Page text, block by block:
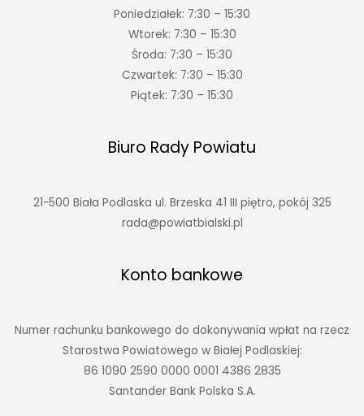
Poniedziałek: 7:30 – 15:30
Wtorek: 7:30 – 15:30
Środa: 7:30 – 15:30
Czwartek: 7:30 – 15:30
Piątek: 7:30 – 15:30
Biuro Rady Powiatu
21-500 Biała Podlaska ul. Brzeska 41 III piętro, pokój 325
rada@powiatbialski.pl
Konto bankowe
Numer rachunku bankowego do dokonywania wpłat na rzecz
Starostwa Powiatowego w Białej Podlaskiej:
86 1090 2590 0000 0001 4386 2835
Santander Bank Polska S.A.